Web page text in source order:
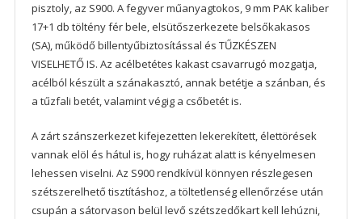
pisztoly, az S900. A fegyver műanyagtokos, 9 mm PAK kaliber
17+1 db töltény fér bele, elsütőszerkezete belsőkakasos
(SA), működő billentyűbiztosítással és TŰZKÉSZEN
VISELHETŐ IS. Az acélbetétes kakast csavarrugó mozgatja,
acélból készült a szánakasztó, annak betétje a szánban, és
a tűzfali betét, valamint végig a csőbetét is.
A zárt szánszerkezet kifejezetten lekerekített, élettörések
vannak elöl és hátul is, hogy ruházat alatt is kényelmesen
lehessen viselni. Az S900 rendkívül könnyen részlegesen
szétszerelhető tisztításhoz, a töltetlenség ellenőrzése után
csupán a sátorvason belül levő szétszedőkart kell lehúzni,